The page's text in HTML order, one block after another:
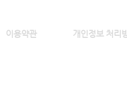
이용약관 개인정보 처리